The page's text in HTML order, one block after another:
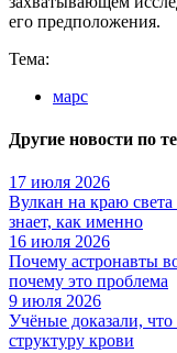
его предположения.
Тема:
марс
Другие новости по
17 июля 2026
Вулкан на краю
знает, как именно
16 июля 2026
Почему астронавты
почему это проблема
9 июля 2026
Учёные доказали, что
структуру крови